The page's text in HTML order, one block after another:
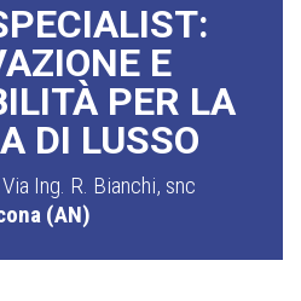
E
PER LA
DI LUSSO
Ing. R. Bianchi, snc
(AN)